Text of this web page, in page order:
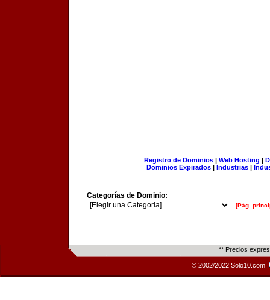
Registro de Dominios| Web Hosting |
Dominios Expirados | Industrias |
Categorías de Dominio:
[Pág.
** Precios
© 2002/2022 Solo10.com